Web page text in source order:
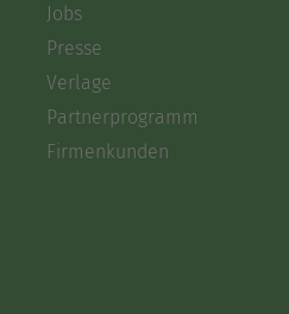
Jobs
Presse
Verlage
Partnerprogramm
Firmenkunden